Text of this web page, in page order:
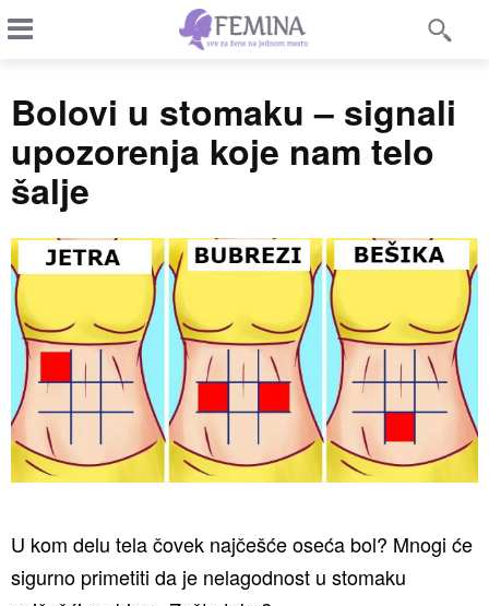
Bolovi u stomaku – signali
upozorenja koje nam telo
šalje
U kom delu tela čovek najčešće oseća bol? Mnogi će
sigurno primetiti da je nelagodnost u stomaku